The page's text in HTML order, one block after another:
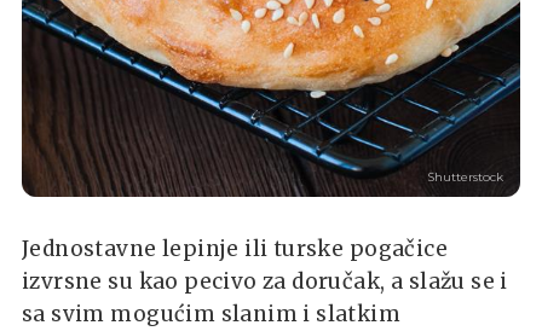
Shutterstock
Jednostavne lepinje ili turske pogačice
izvrsne su kao pecivo za doručak, a slažu se i
sa svim mogućim slanim i slatkim